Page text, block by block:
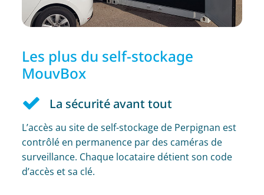
Les plus du self-stockage
MouvBox
La sécurité avant tout
L’accès au site de self-stockage de Perpignan est
contrôlé en permanence par des caméras de
surveillance. Chaque locataire détient son code
d’accès et sa clé.